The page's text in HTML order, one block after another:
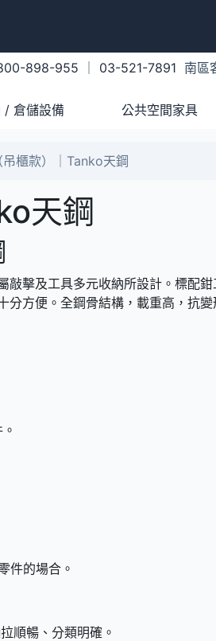
898-955 03-521-7891 南區
/ 倉儲設備 公共空間家具
櫃款）｜Tanko天鋼
天鋼
敲擊及工具多元收納所設計。標配
方便。全鋼骨結構，載重高，抗
件的場合。
順暢、分類明確。